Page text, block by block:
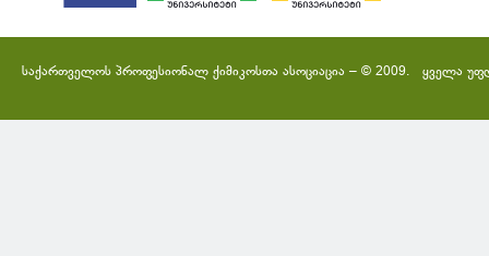
საქართველოს პროფესიონალ ქიმიკოსთა ასოციაცია – © 2009. ყველა